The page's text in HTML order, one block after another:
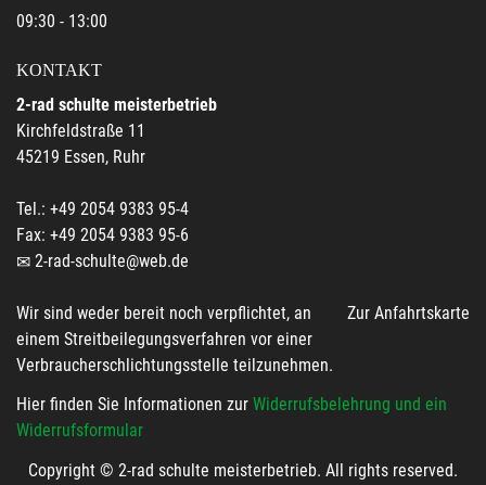
09:30 - 13:00
KONTAKT
2-rad schulte meisterbetrieb
Kirchfeldstraße 11
45219 Essen, Ruhr
Tel.: +49 2054 9383 95-4
Fax: +49 2054 9383 95-6
2-rad-schulte@web.de
Zur Anfahrtskarte
Wir sind weder bereit noch verpflichtet, an
einem Streitbeilegungsverfahren vor einer
Verbraucherschlichtungsstelle teilzunehmen.
Hier finden Sie Informationen zur Widerrufsbelehrung und ein
Widerrufsformular
Copyright © 2-rad schulte meisterbetrieb. All rights reserved.